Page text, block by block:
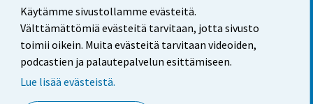
Käytämme sivustollamme evästeitä.
Välttämättömiä evästeitä tarvitaan, jotta sivusto
toimii oikein. Muita evästeitä tarvitaan videoiden,
podcastien ja palautepalvelun esittämiseen.
Lue lisää evästeistä.
Palaute
Käyttöehdot